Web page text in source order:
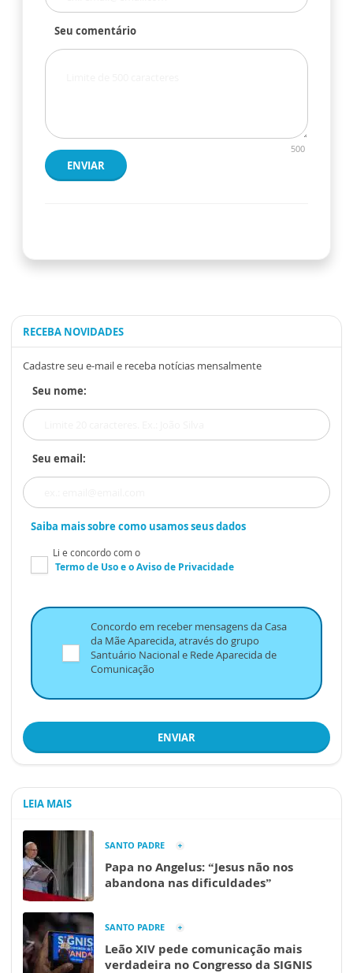
Seu comentário
500
ENVIAR
RECEBA NOVIDADES
Cadastre seu e-mail e receba notícias mensalmente
Seu nome:
Seu email:
Saiba mais sobre como usamos seus dados
Li e concordo com o
Termo de Usoe oAviso de Privacidade
Concordo em receber mensagens da Casa
da Mãe Aparecida, através do grupo
Santuário Nacional e Rede Aparecida de
Comunicação
ENVIAR
LEIA MAIS
SANTO PADRE
Papa no Angelus: “Jesus não nos
abandona nas dificuldades”
SANTO PADRE
Leão XIV pede comunicação mais
verdadeira no Congresso da SIGNIS